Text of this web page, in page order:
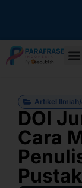
Artikel
DOI
Cara